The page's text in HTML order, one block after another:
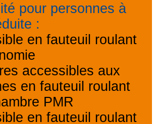
pour personnes à
:
en fauteuil roulant
accessibles aux
en fauteuil roulant
PMR
en fauteuil roulant